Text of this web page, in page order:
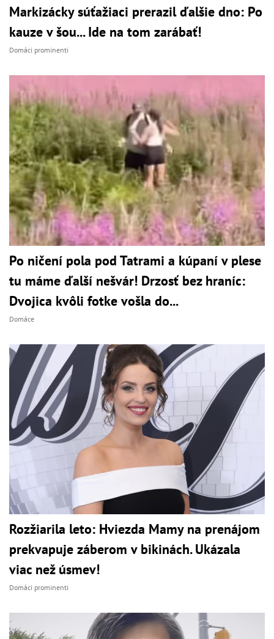
Markizácky súťažiaci prerazil ďalšie dno: Po
kauze v šou... Ide na tom zarábať!
Domáci prominenti
Po ničení pola pod Tatrami a kúpaní v plese
tu máme ďalší nešvár! Drzosť bez hraníc:
Dvojica kvôli fotke vošla do...
Domáce
Rozžiarila leto: Hviezda Mamy na prenájom
prekvapuje záberom v bikinách. Ukázala
viac než úsmev!
Domáci prominenti